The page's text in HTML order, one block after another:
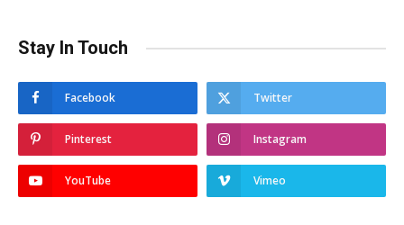
Stay In Touch
Facebook Twitter
Pinterest Instagram
YouTube Vimeo